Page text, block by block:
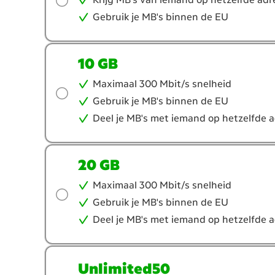
Gebruik je MB's binnen de EU
10 GB
Maximaal 300 Mbit/s snelheid
Gebruik je MB's binnen de EU
Deel je MB's met iemand op hetzelfde
20 GB
Maximaal 300 Mbit/s snelheid
Gebruik je MB's binnen de EU
Deel je MB's met iemand op hetzelfde
Unlimited50